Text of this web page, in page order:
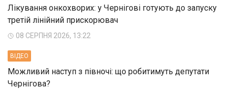
Лікування онкохворих: у Чернігові готують до запуску
третій лінійний прискорювач
08 СЕРПНЯ 2026, 13:22
ВIДЕО
Можливий наступ з півночі: що робитимуть депутати
Чернігова?